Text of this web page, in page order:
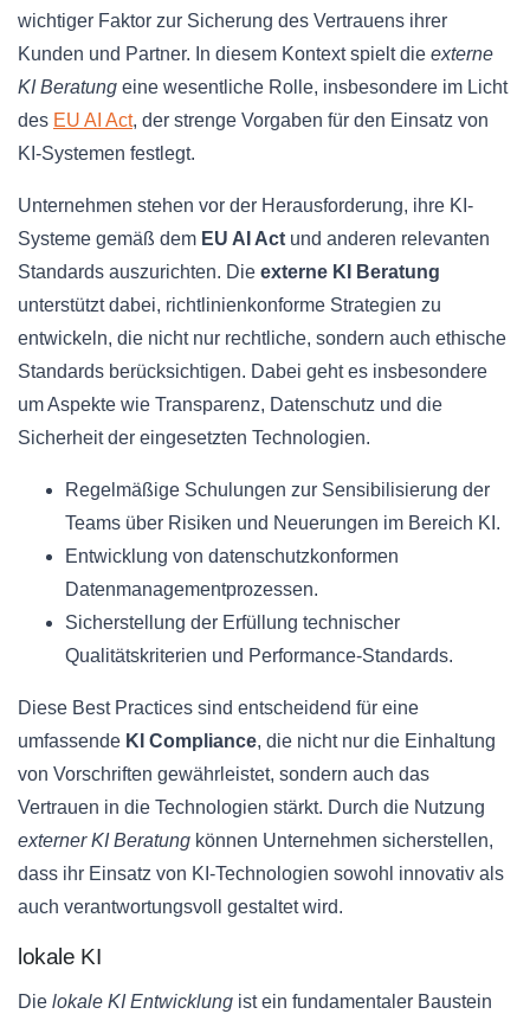
wichtiger Faktor zur Sicherung des Vertrauens ihrer
Kunden und Partner. In diesem Kontext spielt die externe
KI Beratung eine wesentliche Rolle, insbesondere im Licht
des EU AI Act, der strenge Vorgaben für den Einsatz von
KI-Systemen festlegt.
Unternehmen stehen vor der Herausforderung, ihre KI-
Systeme gemäß dem EU AI Act und anderen relevanten
Standards auszurichten. Die externe KI Beratung
unterstützt dabei, richtlinienkonforme Strategien zu
entwickeln, die nicht nur rechtliche, sondern auch ethische
Standards berücksichtigen. Dabei geht es insbesondere
um Aspekte wie Transparenz, Datenschutz und die
Sicherheit der eingesetzten Technologien.
Regelmäßige Schulungen zur Sensibilisierung der
Teams über Risiken und Neuerungen im Bereich KI.
Entwicklung von datenschutzkonformen
Datenmanagementprozessen.
Sicherstellung der Erfüllung technischer
Qualitätskriterien und Performance-Standards.
Diese Best Practices sind entscheidend für eine
umfassende KI Compliance, die nicht nur die Einhaltung
von Vorschriften gewährleistet, sondern auch das
Vertrauen in die Technologien stärkt. Durch die Nutzung
externer KI Beratung können Unternehmen sicherstellen,
dass ihr Einsatz von KI-Technologien sowohl innovativ als
auch verantwortungsvoll gestaltet wird.
lokale KI
Die lokale KI Entwicklung ist ein fundamentaler Baustein